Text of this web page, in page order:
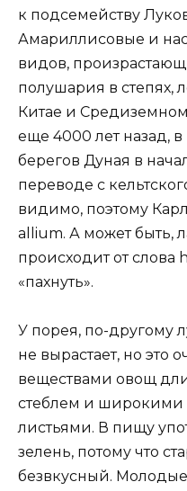
к подсемейству
Амариллисовые и
видов,
полушария в степях,
Китае и
еще 4000 лет назад,
берегов Дуная в
переводе с
видимо, поэтому
allium. А может быть,
происходит от слова
«пахнуть».
У порея, по-другому
не вырастает, но это
веществами овощ
стеблем и широкими
листьями. В пищу
зелень, потому что
безвкусный.